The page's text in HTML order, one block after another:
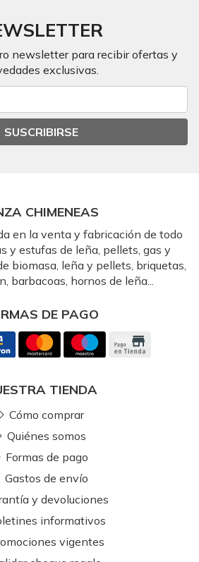
newsletter para recibir ofertas y
exclusivas.
SUSCRIBIRSE
CHIMENEAS
en la venta y fabricación de todo
y estufas de leña, pellets, gas y
biomasa, leña y pellets, briquetas,
barbacoas, hornos de leña...
DE PAGO
TIENDA
Cómo comprar
Quiénes somos
Formas de pago
Gastos de envío
y devoluciones
informativos
vigentes